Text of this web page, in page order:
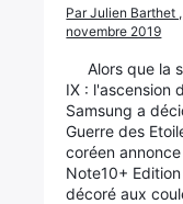
Par Julien Barthet
novembre 2019
Alors que la
IX : l'ascension
Samsung a
Guerre des
coréen
Note10+
décoré aux